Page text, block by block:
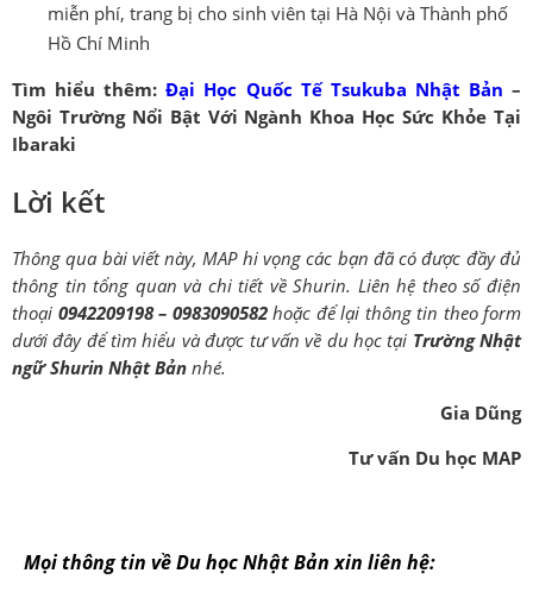
miễn phí, trang bị cho sinh viên tại Hà Nội và Thành phố
Hồ Chí Minh
Tìm hiểu thêm:Đại Học Quốc Tế Tsukuba Nhật Bản –
Ngôi Trường Nổi Bật Với Ngành Khoa Học Sức Khỏe Tại
Ibaraki
Lời kết
Thông qua bài viết này, MAP hi vọng các bạn đã có được đầy đủ
thông tin tổng quan và chi tiết về Shurin. Liên hệ theo số điện
thoại 0942209198 – 0983090582hoặc để lại thông tin theo form
dưới đây để tìm hiểu và được tư vấn về du học tại Trường Nhật
ngữ Shurin Nhật Bản nhé.
Gia Dũng
Tư vấn Du học MAP
Mọi thông tin về Du học Nhật Bản xin liên hệ: